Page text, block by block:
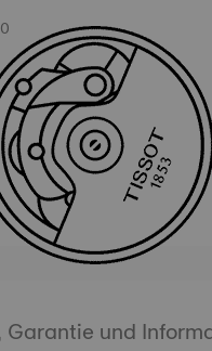
(Österreich) GmbH
11
Garantie und